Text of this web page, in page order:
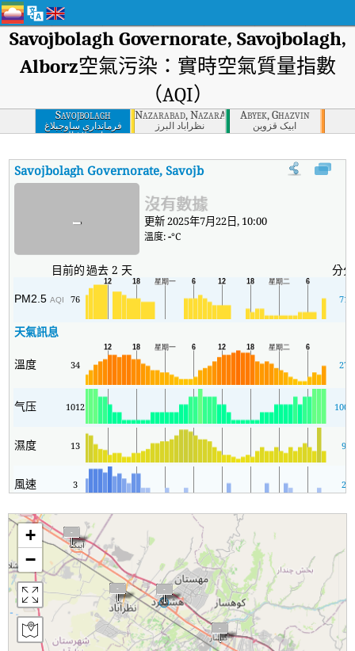
Savojbolagh Governorate, Savojbolagh,
Alborz空氣污染：實時空氣質量指數
（AQI）
Savojbolagh
Governorate,
Savojbolagh, Alborz
فرمانداری ساوجبلاغ
ساوجبلاغ البرز
Nazarabad, NazarAbad, Alborz
نظرآباد البرز
Abyek, Ghazvin
آبیک قزوین
Savojbolagh Governorate, Savojbolagh, Alborz AQI
- 沒有數據
更新 2025年7月22日, 10:00
溫度:-°C
目前的過去 2 天 分
PM2.5AQI 76 71
天氣訊息
溫度 34 27
气压 1012 1008
濕度 13 9
風速 3 2
+
−